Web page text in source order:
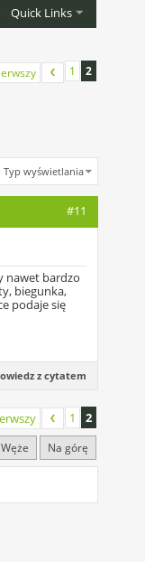
Quick Links
1 2
Typ wyświetlania
#11
nawet bardzo
biegunka,
podaje się
z cytatem
1 2
Węże Na górę